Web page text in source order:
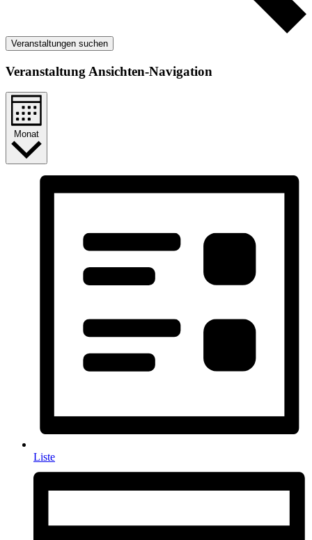
Veranstaltungen suchen
Veranstaltung Ansichten-Navigation
Monat
Liste